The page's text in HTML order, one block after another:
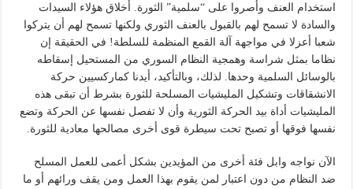
استخدام العنف وأصروا على “سلمية” الثورة. أخلاق هؤلاء السيدات
والسادة لا تسمح لهم بالقبول بالعنف الثوري ولكنها تسمح لهم أن يتركوا
شعبا أعزلا في مواجهة آلة القمع المنظمة للسلطة! في الحقيقة إن
نظاما بمثل شراسة وهمجية النظام السوري من المستحيل إسقاطه
بالوسائل السلمية وحدها. لذلك، وبالتأكيد، أيدنا كماركسيين حركة
الانشقاقات وتشكيل المليشيات المسلحة للثورة بشرط أن تبقى هذه
المليشيات أداة بيد الحركة الثورية وأن لا تفصل نفسها عن الحركة وتضع
نفسها فوقها أو تصبح تحت سيطرة قوى أخرى مصالحها معادية للثورة.
الآن نواجه وابل فئة أخرى من المؤيدين بشكل أعمى للعمل المسلح
ضد النظام من دون اعتبار لمن يقوم بهذا العمل ومن يقف ورائهم أو ما